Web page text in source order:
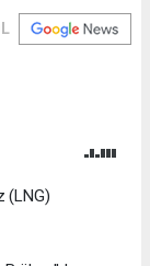
(LNG)